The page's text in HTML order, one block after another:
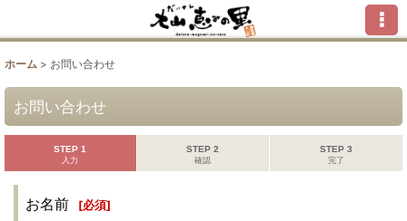
ホーム > お問い合わせ
お問い合わせ
STEP 1
入力
STEP 2
確認
STEP 3
完了
お名前 [必須]